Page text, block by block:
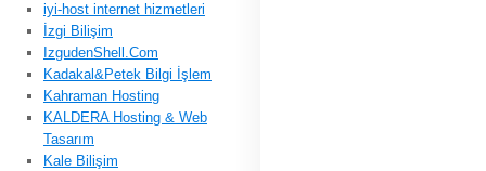
iyi-host internet hizmetleri
İzgi Bilişim
IzgudenShell.Com
Kadakal&Petek Bilgi İşlem
Kahraman Hosting
KALDERA Hosting & Web
Tasarım
Kale Bilişim